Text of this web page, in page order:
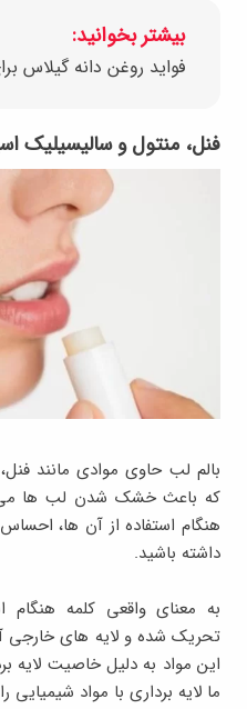
بیشتر بخوانید:
فوايد روغن دانه گيلاس
فنل، منتول و سالیسیلیک
بالم لب حاوی موادی مانند
که باعث خشک شدن لب ها
هنگام استفاده از آن ها،
داشته باشید.
به معنای واقعی کلمه هنگام
تحریک شده و لایه های خارجی
این مواد به دلیل خاصیت لایه
ما لایه برداری با مواد